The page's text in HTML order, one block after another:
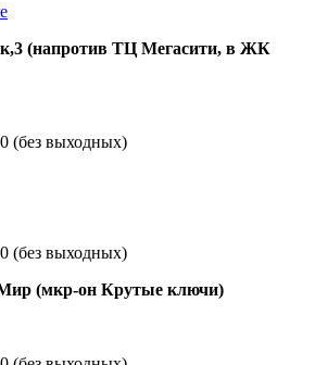
(напротив ТЦ Мегасити, в ЖК
(без выходных)
(без выходных)
(мкр-он Крутые ключи)